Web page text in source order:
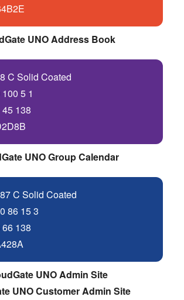
UNO Address Book
C Solid Coated
5 1
138
UNO Group Calendar
C Solid Coated
86 15 3
138
UNO Admin Site
UNO Customer Admin Site